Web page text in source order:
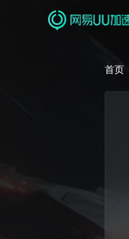
首页